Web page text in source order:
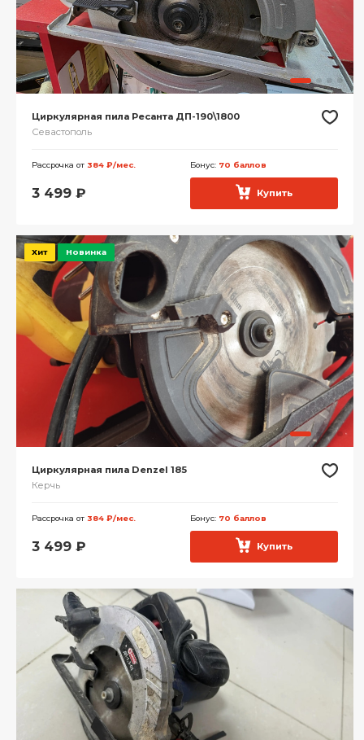
Циркулярная пила Ресанта ДП-190\1800
Севастополь
Рассрочка от 384 ₽/мес. Бонус: 70 баллов
3 499 ₽ Купить
Хит Новинка
Циркулярная пила Denzel 185
Керчь
Рассрочка от 384 ₽/мес. Бонус: 70 баллов
3 499 ₽ Купить